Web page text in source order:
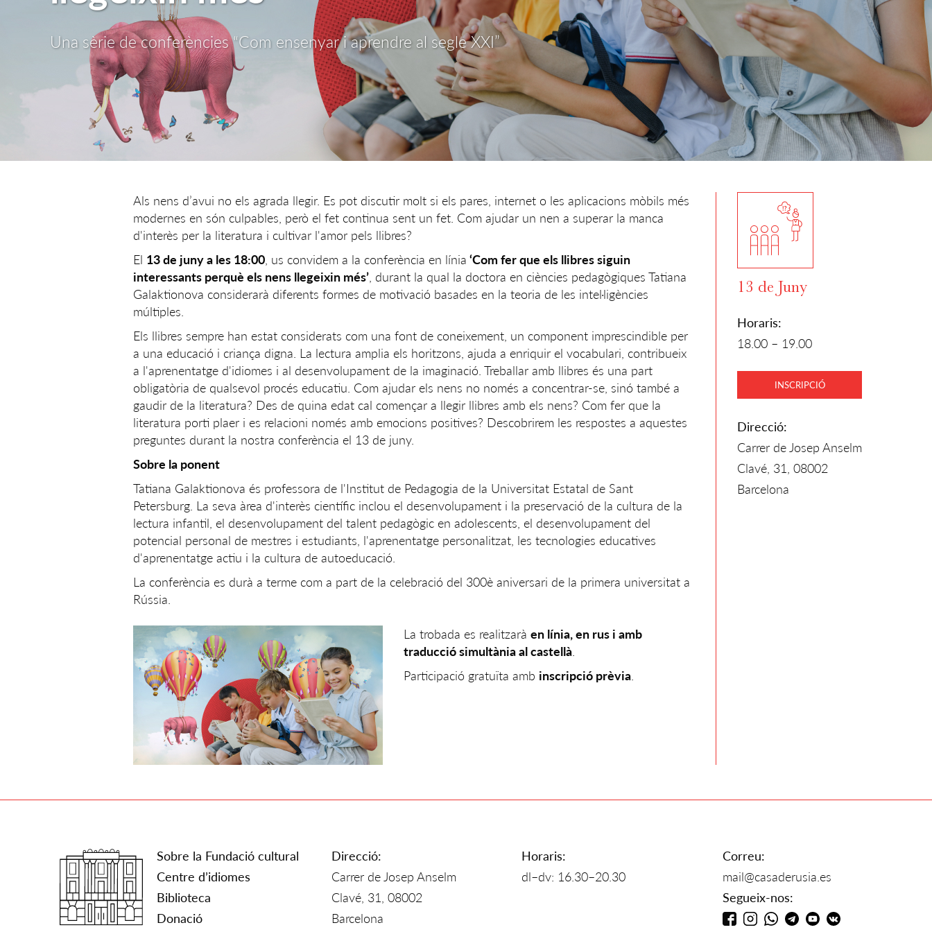
Una sèrie de conferències “Com ensenyar i aprendre al segle XXI”
Als nens d’avui no els agrada llegir. Es pot discutir molt si els pares, internet o les aplicacions mòbils més
modernes en són culpables, però el fet continua sent un fet. Com ajudar un nen a superar la manca
d'interès per la literatura i cultivar l'amor pels llibres?
El 13 de juny a les 18:00 , us convidem a la conferència en línia ‘Com fer que els llibres siguin
interessants perquè els nens llegeixin més’ , durant la qual la doctora en ciències pedagògiques Tatiana
Galaktionova considerarà diferents formes de motivació basades en la teoria de les intel·ligències
múltiples.
Els llibres sempre han estat considerats com una font de coneixement, un component imprescindible per
a una educació i criança digna. La lectura amplia els horitzons, ajuda a enriquir el vocabulari, contribueix
a l'aprenentatge d'idiomes i al desenvolupament de la imaginació. Treballar amb llibres és una part
obligatòria de qualsevol procés educatiu. Com ajudar els nens no només a concentrar-se, sinó també a
gaudir de la literatura? Des de quina edat cal començar a llegir llibres amb els nens? Com fer que la
literatura porti plaer i es relacioni només amb emocions positives? Descobrirem les respostes a aquestes
preguntes durant la nostra conferència el 13 de juny.
Sobre la ponent
Tatiana Galaktionova és professora de l'Institut de Pedagogia de la Universitat Estatal de Sant
Petersburg. La seva àrea d'interès científic inclou el desenvolupament i la preservació de la cultura de la
lectura infantil, el desenvolupament del talent pedagògic en adolescents, el desenvolupament del
potencial personal de mestres i estudiants, l'aprenentatge personalitzat, les tecnologies educatives
d'aprenentatge actiu i la cultura de autoeducació.
La conferència es durà a terme com a part de la celebració del 300è aniversari de la primera universitat a
Rússia.
La trobada es realitzarà en línia, en rus i amb
traducció simultània al castellà
Participació gratuïta amb inscripció prèvia
13 de Juny
Horaris:
18.00 – 19.00
INSCRIPCIÓ
Direcció:
Carrer de Josep Anselm
Clavé, 31, 08002
Barcelona
Sobre la Fundació cultural
Centre d’idiomes
Biblioteca
Donació
Direcció:
Carrer de Josep Anselm
Clavé, 31, 08002
Barcelona
Horaris:
dl–dv: 16.30–20.30
Correu:
mail@casaderusia.es
Segueix-nos: